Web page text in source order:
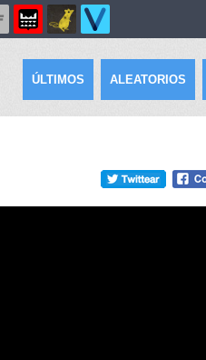
ÚLTIMOS ALEATORIOS